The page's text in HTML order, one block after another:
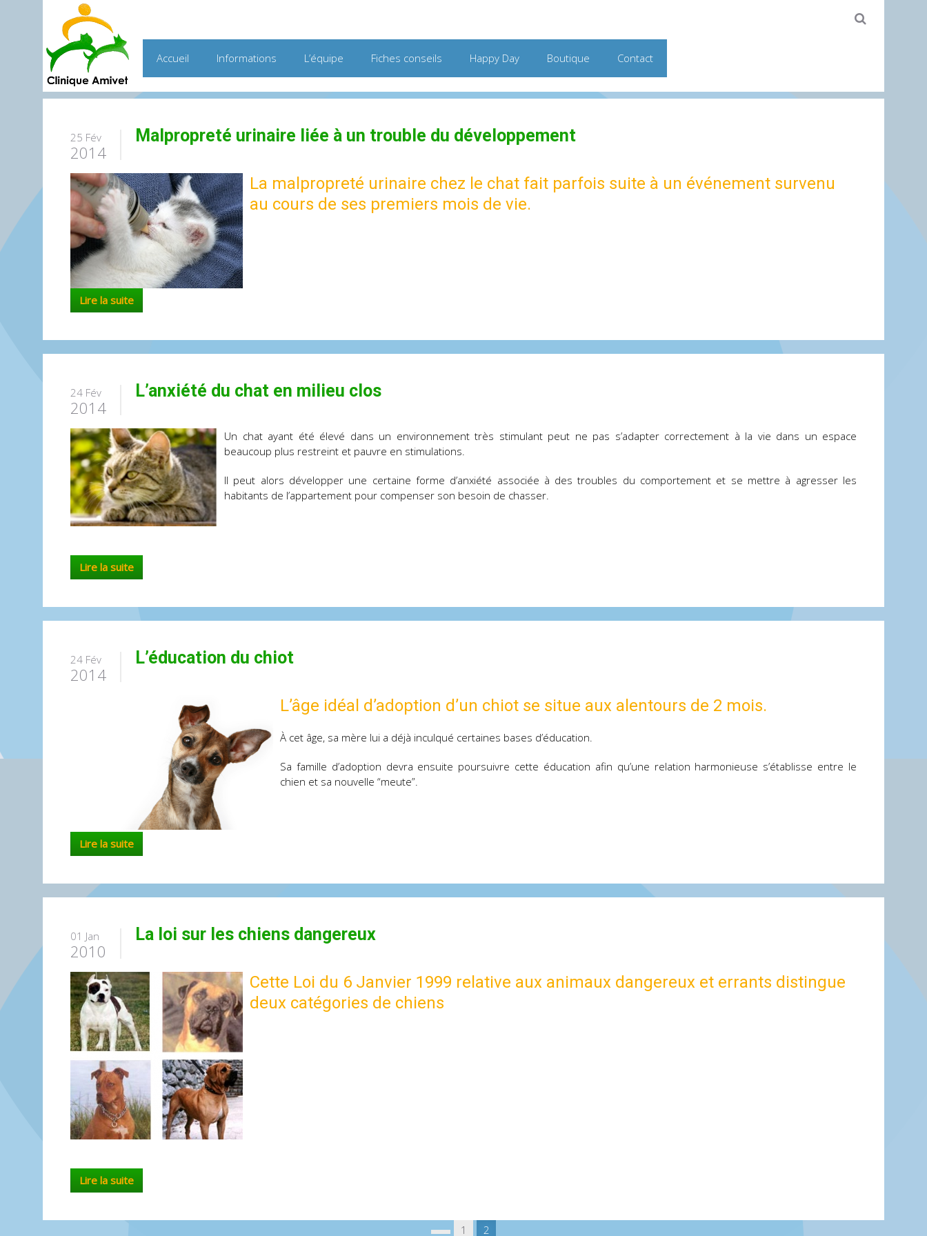
Accueil Informations L’équipe Fiches conseils Happy Day Boutique Contact
25 Fév
2014
Malpropreté urinaire liée à un trouble du développement
La malpropreté urinaire chez le chat fait parfois suite à un événement survenu
au cours de ses premiers mois de vie.
Lire la suite
24 Fév
2014
L’anxiété du chat en milieu clos
Un chat ayant été élevé dans un environnement très stimulant peut ne pas s’adapter correctement à la vie dans un espace
beaucoup plus restreint et pauvre en stimulations.
Il peut alors développer une certaine forme d’anxiété associée à des troubles du comportement et se mettre à agresser les
habitants de l’appartement pour compenser son besoin de chasser.
Lire la suite
24 Fév
2014
L’éducation du chiot
L’âge idéal d’adoption d’un chiot se situe aux alentours de 2 mois.
À cet âge, sa mère lui a déjà inculqué certaines bases d’éducation.
Sa famille d’adoption devra ensuite poursuivre cette éducation afin qu’une relation harmonieuse s’établisse entre le
chien et sa nouvelle “meute”.
Lire la suite
01 Jan
2010
La loi sur les chiens dangereux
Cette Loi du 6 Janvier 1999 relative aux animaux dangereux et errants distingue
deux catégories de chiens
Lire la suite
1 2